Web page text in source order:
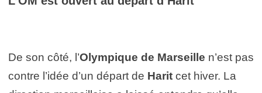
De son côté, l’Olympique de Marseille n’est pas
contre l’idée d’un départ de Harit cet hiver. La